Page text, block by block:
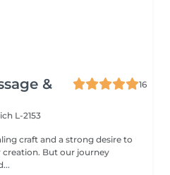
&
16
L-2153
craft and a strong desire to
creation. But our journey